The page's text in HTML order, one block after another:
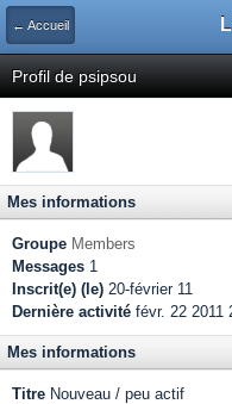
← Accueil
Profil de psipsou
Mes informations
Groupe Members
Messages 1
Inscrit(e) (le) 20-février 11
Dernière activité févr. 22 2011
Mes informations
Titre Nouveau / peu actif